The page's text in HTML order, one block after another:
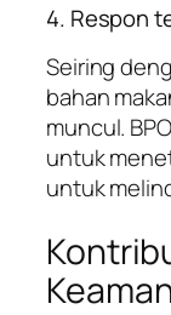
4. Respon
Seiring
bahan
muncul.
untuk
untuk